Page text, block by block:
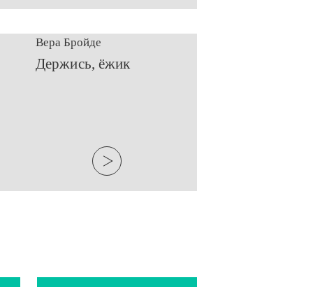
Вера Бройде
​Держись, ёжик